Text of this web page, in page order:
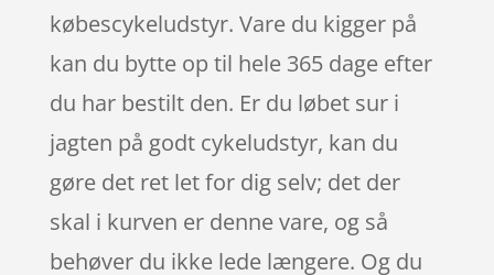
købescykeludstyr. Vare du kigger på
kan du bytte op til hele 365 dage efter
du har bestilt den. Er du løbet sur i
jagten på godt cykeludstyr, kan du
gøre det ret let for dig selv; det der
skal i kurven er denne vare, og så
behøver du ikke lede længere. Og du